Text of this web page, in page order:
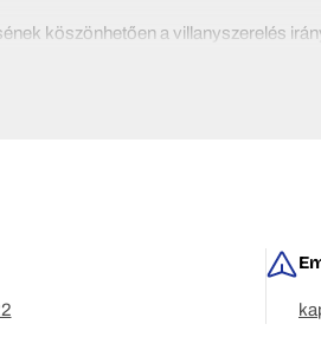
köszönhetően a villanyszerelés